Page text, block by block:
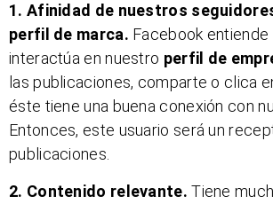
1. Afinidad de nuestros
perfil de marca. Facebook entiende
interactúa en nuestro perfil de
las publicaciones, comparte o clica
éste tiene una buena conexión con
Entonces, este usuario será un
publicaciones.
2. Contenido relevante. Tiene